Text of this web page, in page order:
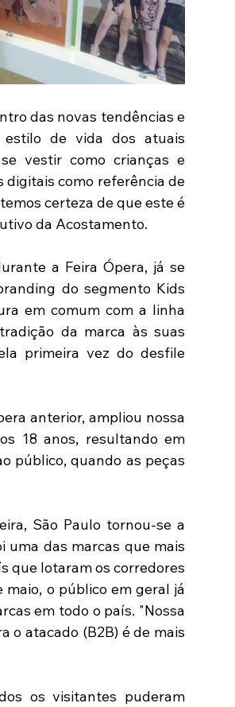
das novas tendências e
de vida dos atuais
vestir como crianças e
digitais como referência de
certeza de que este é
da Acostamento.
a Feira Ópera, já se
do segmento Kids
em comum com a linha
da marca às suas
primeira vez do desfile
anterior, ampliou nossa
18 anos, resultando em
público, quando as peças
São Paulo tornou-se a
das marcas que mais
que lotaram os corredores
o público em geral já
em todo o país. "Nossa
o atacado (B2B) é de mais
os visitantes puderam